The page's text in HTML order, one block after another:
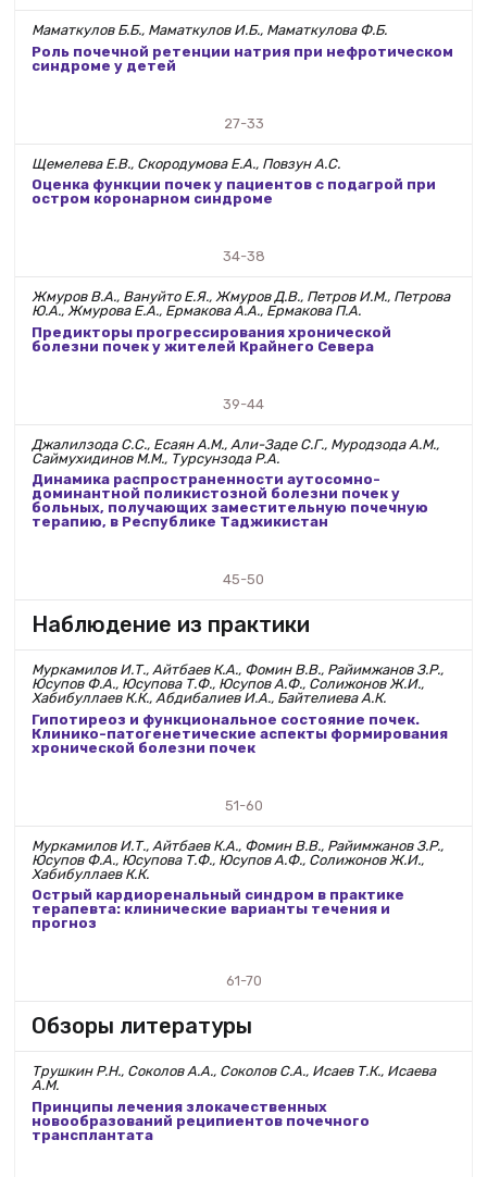
Маматкулов Б.Б., Маматкулов И.Б., Маматкулова Ф.Б.
Роль почечной ретенции натрия при нефротическом
синдроме у детей
27-33
Щемелева Е.В., Скородумова Е.А., Повзун А.С.
Оценка функции почек у пациентов с подагрой при
остром коронарном синдроме
34-38
Жмуров В.А., Вануйто Е.Я., Жмуров Д.В., Петров И.М., Петрова
Ю.А., Жмурова Е.А., Ермакова А.А., Ермакова П.А.
Предикторы прогрессирования хронической
болезни почек у жителей Крайнего Севера
39-44
Джалилзода С.С., Есаян А.М., Али-Заде С.Г., Муродзода А.М.,
Саймухидинов М.М., Турсунзода Р.А.
Динамика распространенности аутосомно-
доминантной поликистозной болезни почек у
больных, получающих заместительную почечную
терапию, в Республике Таджикистан
45-50
Наблюдение из практики
Муркамилов И.Т., Айтбаев К.А., Фомин В.В., Райимжанов З.Р.,
Юсупов Ф.А., Юсупова Т.Ф., Юсупов А.Ф., Солижонов Ж.И.,
Хабибуллаев К.К., Абдибалиев И.А., Байтелиева А.К.
Гипотиреоз и функциональное состояние почек.
Клинико-патогенетические аспекты формирования
хронической болезни почек
51-60
Муркамилов И.Т., Айтбаев К.А., Фомин В.В., Райимжанов З.Р.,
Юсупов Ф.А., Юсупова Т.Ф., Юсупов А.Ф., Солижонов Ж.И.,
Хабибуллаев К.К.
Острый кардиоренальный синдром в практике
терапевта: клинические варианты течения и
прогноз
61-70
Обзоры литературы
Трушкин Р.Н., Соколов А.А., Соколов С.А., Исаев Т.К., Исаева
А.М.
Принципы лечения злокачественных
новообразований реципиентов почечного
трансплантата